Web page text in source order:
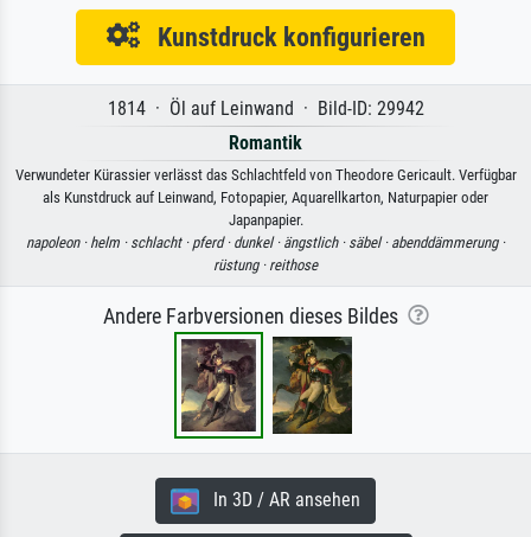
Kunstdruck konfigurieren
1814 · Öl auf Leinwand · Bild-ID: 29942
Romantik
Verwundeter Kürassier verlässt das Schlachtfeld von Theodore Gericault. Verfügbar
als Kunstdruck auf Leinwand, Fotopapier, Aquarellkarton, Naturpapier oder
Japanpapier.
napoleon · helm · schlacht · pferd · dunkel · ängstlich · säbel · abenddämmerung ·
rüstung · reithose
Andere Farbversionen dieses Bildes
In 3D / AR ansehen